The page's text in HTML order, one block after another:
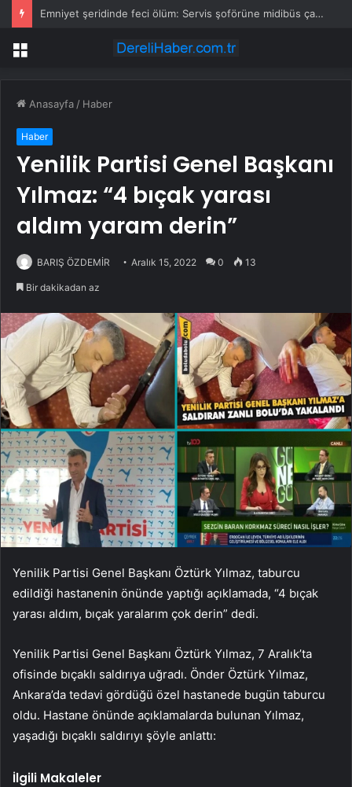
Emniyet şeridinde feci ölüm: Servis şoförüne midibüs çarptı
Menü
Anasayfa / Haber
Haber
Yenilik Partisi Genel Başkanı
Yılmaz: “4 bıçak yarası
aldım yaram derin”
BARIŞ ÖZDEMİR Aralık 15, 2022 0 13
Bir dakikadan az
Yenilik Partisi Genel Başkanı Öztürk Yılmaz, taburcu
edildiği hastanenin önünde yaptığı açıklamada, “4 bıçak
yarası aldım, bıçak yaralarım çok derin” dedi.
Yenilik Partisi Genel Başkanı Öztürk Yılmaz, 7 Aralık’ta
ofisinde bıçaklı saldırıya uğradı. Önder Öztürk Yılmaz,
Ankara’da tedavi gördüğü özel hastanede bugün taburcu
oldu. Hastane önünde açıklamalarda bulunan Yılmaz,
yaşadığı bıçaklı saldırıyı şöyle anlattı:
İlgili Makaleler